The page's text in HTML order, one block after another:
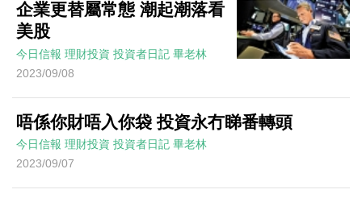
企業更替屬常態 潮起潮落看
美股
今日信報 理財投資 投資者日記 畢老林
2023/09/08
唔係你財唔入你袋 投資永冇睇番轉頭
今日信報 理財投資 投資者日記 畢老林
2023/09/07